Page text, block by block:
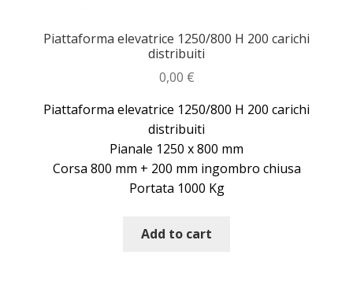
Piattaforma elevatrice 1250/800 H 200 carichi
distribuiti
0,00 €
Piattaforma elevatrice 1250/800 H 200 carichi
distribuiti
Pianale 1250 x 800 mm
Corsa 800 mm + 200 mm ingombro chiusa
Portata 1000 Kg
Add to cart